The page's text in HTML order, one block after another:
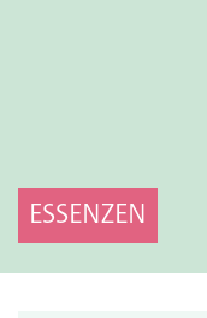
ESSENZEN